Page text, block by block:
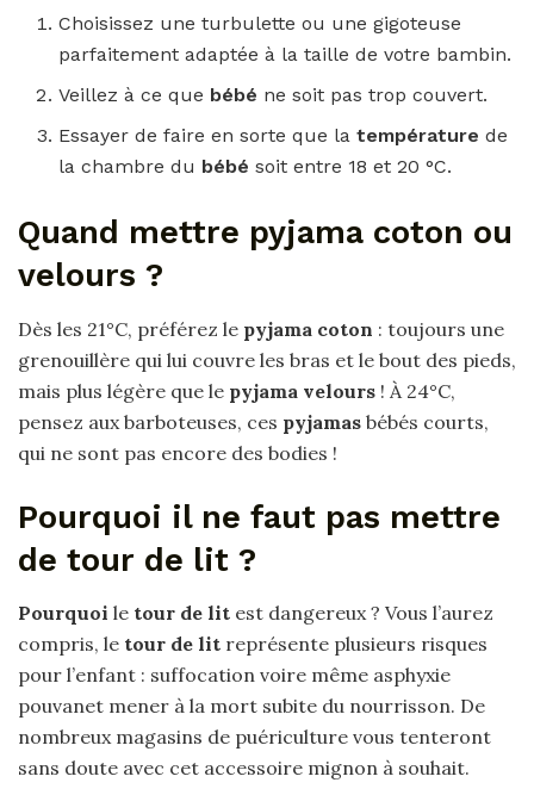
Choisissez une turbulette ou une gigoteuse
parfaitement adaptée à la taille de votre bambin.
Veillez à ce que bébé ne soit pas trop couvert.
Essayer de faire en sorte que latempératurede
la chambre du bébésoit entre 18 et 20 °C.
Quand mettre pyjama coton ou
velours ?
Dès les 21°C, préférez le pyjama coton : toujours une
grenouillère qui lui couvre les bras et le bout des pieds,
mais plus légère que le pyjama velours ! À 24°C,
pensez aux barboteuses, ces pyjamas bébés courts,
qui ne sont pas encore des bodies !
Pourquoi il ne faut pas mettre
de tour de lit ?
Pourquoi le tour de lit est dangereux ? Vous l’aurez
compris, le tour de lit représente plusieurs risques
pour l’enfant : suffocation voire même asphyxie
pouvanet mener à la mort subite du nourrisson. De
nombreux magasins de puériculture vous tenteront
sans doute avec cet accessoire mignon à souhait.